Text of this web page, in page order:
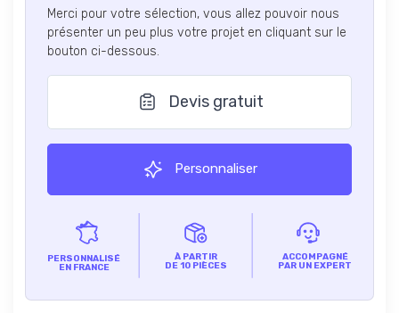
Merci pour votre sélection, vous allez pouvoir nous
présenter un peu plus votre projet en cliquant sur le
bouton ci-dessous.
Devis gratuit
Personnaliser
PERSONNALISÉ
EN FRANCE
À PARTIR
DE 10 PIÈCES
ACCOMPAGNÉ
PAR UN EXPERT